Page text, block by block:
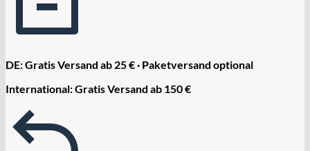
DE: Gratis Versand ab 25 € · Paketversand optional
International: Gratis Versand ab 150 €